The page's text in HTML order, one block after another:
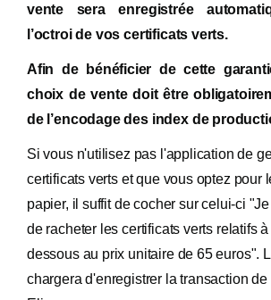
vente sera enregistrée
l’octroi de vos certificats verts.
Afin de bénéficier de cette
choix de vente doit être
de l’encodage des index de
Si vous n'utilisez pas l'application de
certificats verts et que vous optez pour
papier, il suffit de cocher sur celui-ci
de racheter les certificats verts relatifs
dessous au prix unitaire de 65 euros".
chargera d'enregistrer la transaction de